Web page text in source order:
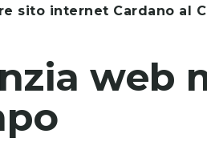
sito internet Cardano al
web